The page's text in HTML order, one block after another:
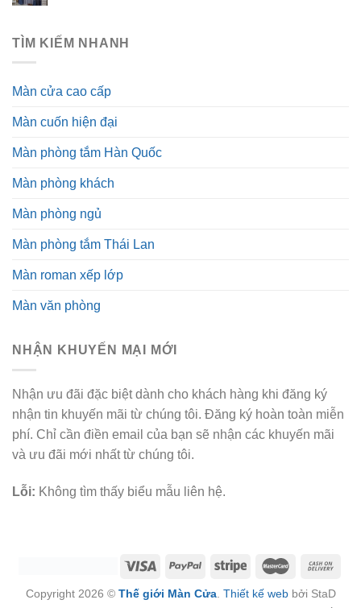
TÌM KIẾM NHANH
Màn cửa cao cấp
Màn cuốn hiện đại
Màn phòng tắm Hàn Quốc
Màn phòng khách
Màn phòng ngủ
Màn phòng tắm Thái Lan
Màn roman xếp lớp
Màn văn phòng
NHẬN KHUYẾN MẠI MỚI
Nhận ưu đãi đặc biệt dành cho khách hàng khi đăng ký
nhận tin khuyến mãi từ chúng tôi. Đăng ký hoàn toàn miễn
phí. Chỉ cần điền email của bạn sẽ nhận các khuyến mãi
và ưu đãi mới nhất từ chúng tôi.
Lỗi: Không tìm thấy biểu mẫu liên hệ.
Copyright 2026 © Thế giới Màn Cửa. Thiết kế webbởi StaD